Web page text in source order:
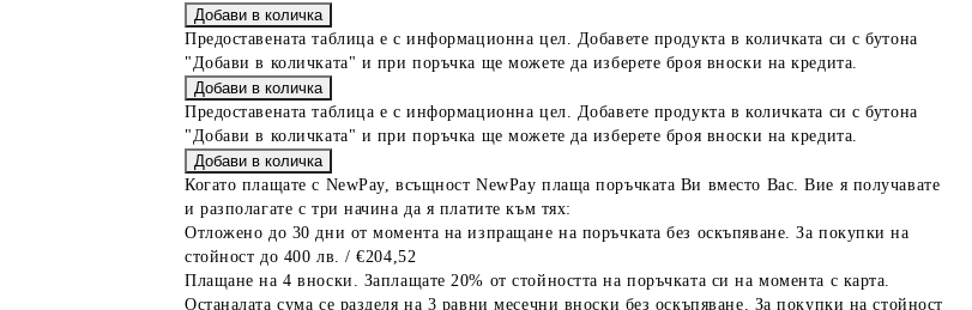
Предоставената таблица е с информационна цел. Добавете продукта в количката си с бутона
"Добави в количката" и при поръчка ще можете да изберете броя вноски на кредита.
Предоставената таблица е с информационна цел. Добавете продукта в количката си с бутона
"Добави в количката" и при поръчка ще можете да изберете броя вноски на кредита.
Когато плащате с NewPay, всъщност NewPay плаща поръчката Ви вместо Вас. Вие я получавате
и разполагате с три начина да я платите към тях:
Отложено до 30 дни от момента на изпращане на поръчката без оскъпяване. За покупки на
стойност до 400 лв. / €204,52
Плащане на 4 вноски. Заплащате 20% от стойността на поръчката си на момента с карта.
Останалата сума се разделя на 3 равни месечни вноски без оскъпяване. За покупки на стойност